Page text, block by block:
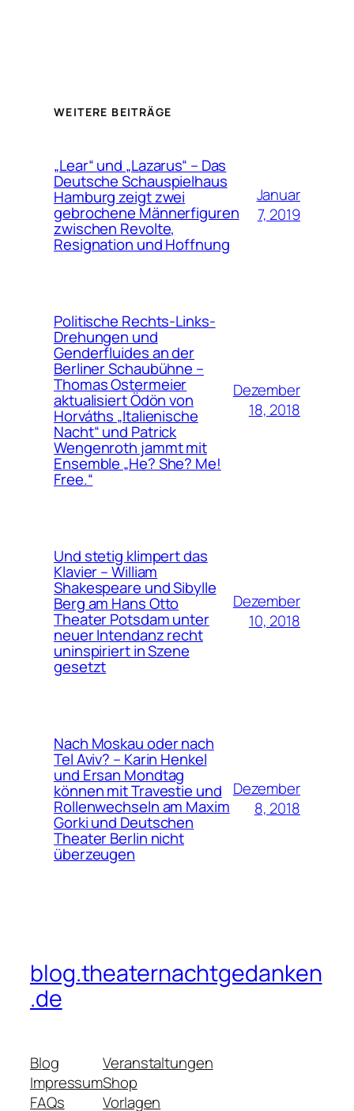
WEITERE BEITRÄGE
„Lear“ und „Lazarus“ – Das
Deutsche Schauspielhaus
Hamburg zeigt zwei
gebrochene Männerfiguren
zwischen Revolte,
Resignation und Hoffnung
Januar
7, 2019
Politische Rechts-Links-
Drehungen und
Genderfluides an der
Berliner Schaubühne –
Thomas Ostermeier
aktualisiert Ödön von
Horváths „Italienische
Nacht“ und Patrick
Wengenroth jammt mit
Ensemble „He? She? Me!
Free.“
Dezember
18, 2018
Und stetig klimpert das
Klavier – William
Shakespeare und Sibylle
Berg am Hans Otto
Theater Potsdam unter
neuer Intendanz recht
uninspiriert in Szene
gesetzt
Dezember
10, 2018
Nach Moskau oder nach
Tel Aviv? – Karin Henkel
und Ersan Mondtag
können mit Travestie und
Rollenwechseln am Maxim
Gorki und Deutschen
Theater Berlin nicht
überzeugen
Dezember
8, 2018
blog.theaternachtgedanken
.de
Blog
Impressum
FAQs
Veranstaltungen
Shop
Vorlagen